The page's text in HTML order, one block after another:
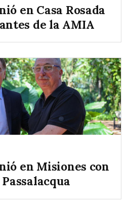
en Casa Rosada
de la AMIA
en Misiones con